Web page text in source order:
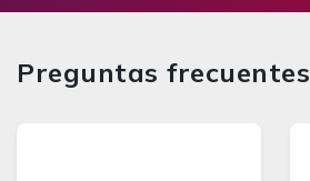
Preguntas frecuentes